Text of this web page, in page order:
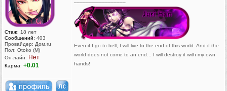
Стаж: 18 лет
Сообщений: 403
Провайдер: Дом.ru
Пол: Otoko (M)
Он-лайн: Нет
Карма: +0.01
Even if I go to hell, I will live to the end of this world. And if the
world does not come to an end... I will destroy it with my own
hands!